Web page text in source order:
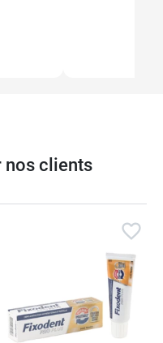
nos clients